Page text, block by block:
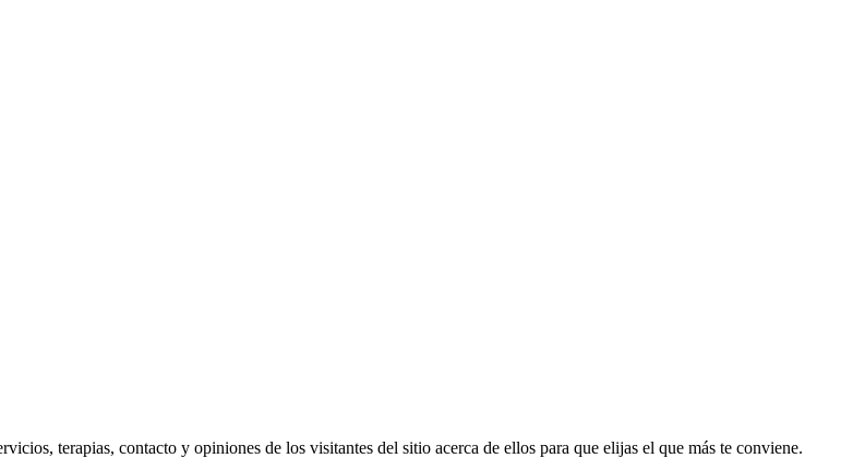
terapias, contacto y opiniones de los visitantes del sitio acerca de ellos para que elijas el que más te conviene.